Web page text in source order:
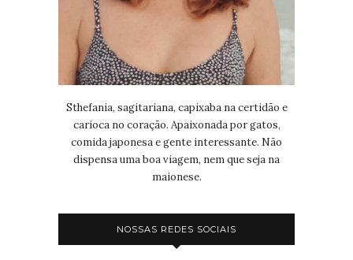
Sthefania, sagitariana, capixaba na certidão e
carioca no coração. Apaixonada por gatos,
comida japonesa e gente interessante. Não
dispensa uma boa viagem, nem que seja na
maionese.
NOSSAS REDES SOCIAIS